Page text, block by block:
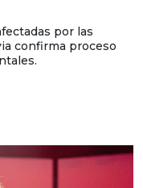
por las
confirma proceso